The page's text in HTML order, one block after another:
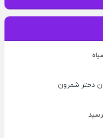
دختر شمرون